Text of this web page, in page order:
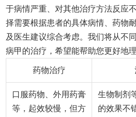
于病情严重、对其他治疗方法反应
择需要根据患者的具体病情、药物
及医生建议综合考虑。我们将从不
病甲的治疗，希望能帮助您更好地理
药物治疗
口服药物、外用药膏
等，起效较慢，但方
生物制剂
的效果不